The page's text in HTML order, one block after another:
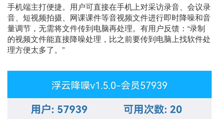
手机端主打便捷。用户可直接在手机上对采访录音、会议录
音、短视频拍摄、网课课件等音视频文件进行即时降噪和音
量调节，无需将文件传到电脑再处理。有用户反馈：“录制
的视频文件能直接降噪处理，比之前要传到电脑上找软件处
理方便太多了。”